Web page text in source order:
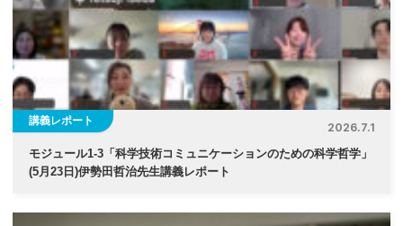
ョ
ン
講義レポート
2026.7.1
モジュール1-3「科学技術コミュニケーションのための科学哲学」
(5月23日)伊勢⽥哲治先生講義レポート